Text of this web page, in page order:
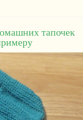
тапочек